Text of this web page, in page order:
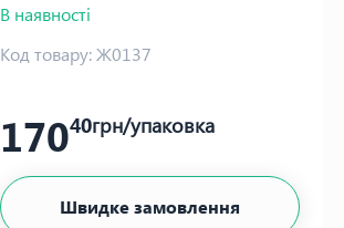
В наявності
Код товару:Ж0137
17040грн/упаковка
Швидке замовлення